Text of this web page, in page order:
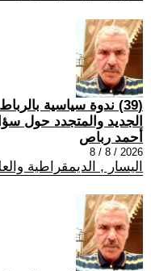
(39) ندوة سياسية
الجديد والمتجدد حول
أحمد رباص
2026 / 8 / 8
اليسار , الديمقراطية